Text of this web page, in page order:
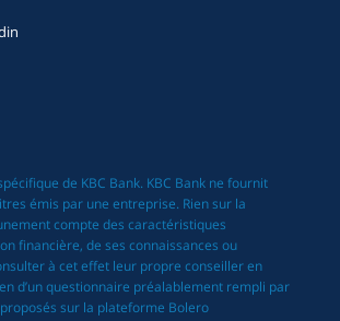
de KBC Bank. KBC Bank ne fournit
émis par une entreprise. Rien sur la
compte des caractéristiques
financière, de ses connaissances ou
à cet effet leur propre conseiller en
d’un questionnaire préalablement rempli par
sur la plateforme Bolero